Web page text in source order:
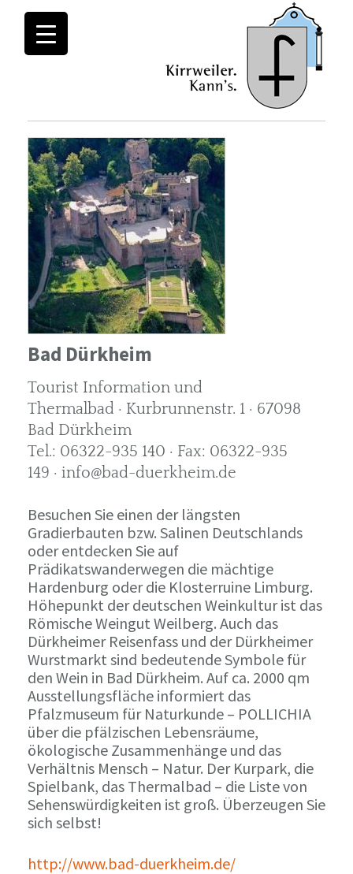
Bad Dürkheim
Tourist Information und
Thermalbad · Kurbrunnenstr. 1 · 67098
Bad Dürkheim
Tel.: 06322-935 140 · Fax: 06322-935
149 · info@bad-duerkheim.de
Besuchen Sie einen der längsten
Gradierbauten bzw. Salinen Deutschlands
oder entdecken Sie auf
Prädikatswanderwegen die mächtige
Hardenburg oder die Klosterruine Limburg.
Höhepunkt der deutschen Weinkultur ist das
Römische Weingut Weilberg. Auch das
Dürkheimer Reisenfass und der Dürkheimer
Wurstmarkt sind bedeutende Symbole für
den Wein in Bad Dürkheim. Auf ca. 2000 qm
Ausstellungsfläche informiert das
Pfalzmuseum für Naturkunde – POLLICHIA
über die pfälzischen Lebensräume,
ökologische Zusammenhänge und das
Verhältnis Mensch – Natur. Der Kurpark, die
Spielbank, das Thermalbad – die Liste von
Sehenswürdigkeiten ist groß. Überzeugen Sie
sich selbst!
http://www.bad-duerkheim.de/